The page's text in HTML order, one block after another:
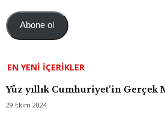
Abone ol
EN YENI İÇERIKLER
Yüz yıllık Cumhuriyet’in Gerçek
29 Ekim 2024